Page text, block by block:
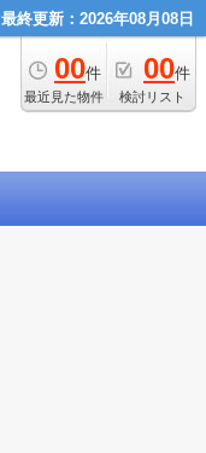
最終更新：2026年08月08日
00件
最近見た物件
00件
検討リスト